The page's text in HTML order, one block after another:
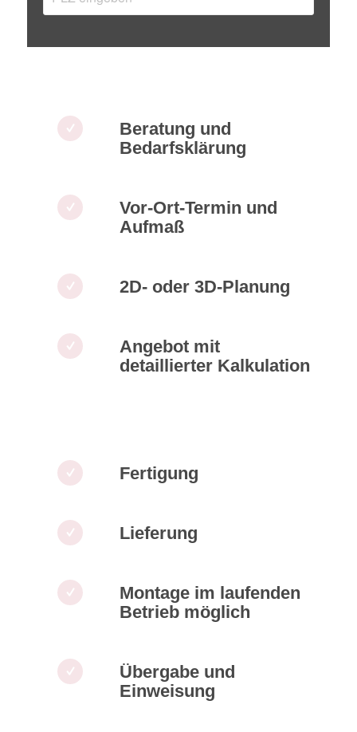
Beratung und
Bedarfsklärung
Vor-Ort-Termin und
Aufmaß
2D- oder 3D-Planung
Angebot mit
detaillierter Kalkulation
Fertigung
Lieferung
Montage im laufenden
Betrieb möglich
Übergabe und
Einweisung